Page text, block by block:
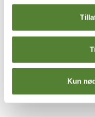
Kun
BABYDRESS, LILLA